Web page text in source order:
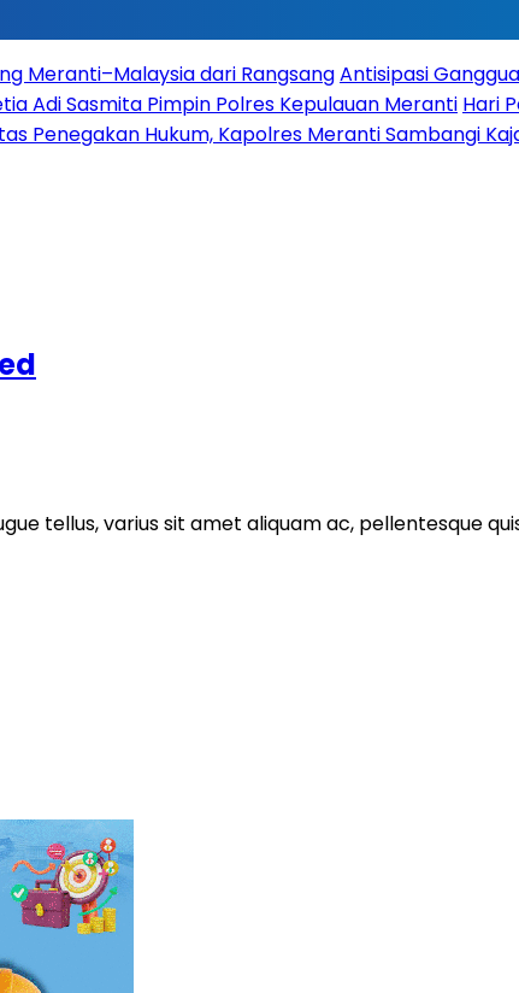
Meranti–Malaysia dari RangsangAntisipasi
Adi Sasmita Pimpin Polres Kepulauan Meranti Hari
Penegakan Hukum, Kapolres Meranti Sambangi
tellus, varius sit amet aliquam ac, pellentesque